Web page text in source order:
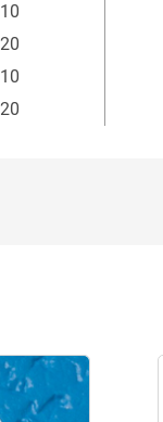
10
20
10
20